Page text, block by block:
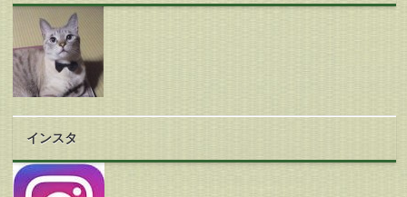
インスタ